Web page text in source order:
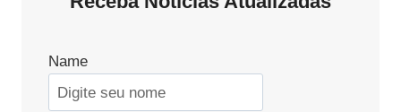
Name